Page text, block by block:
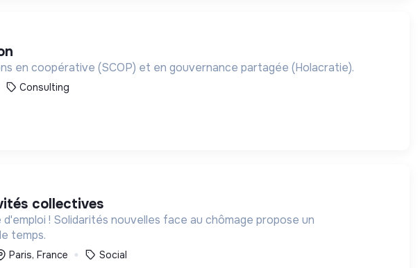
en coopérative (SCOP) et en gouvernance partagée (Holacratie).
Consulting
collectives
! Solidarités nouvelles face au chômage propose un
temps.
Paris, France Social